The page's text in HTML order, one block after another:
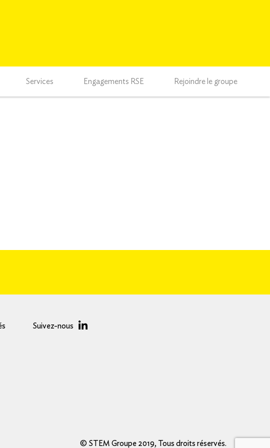
Services Engagements RSE Rejoindre le groupe
Suivez-nous
© STEM Groupe 2019, Tous droits réservés.